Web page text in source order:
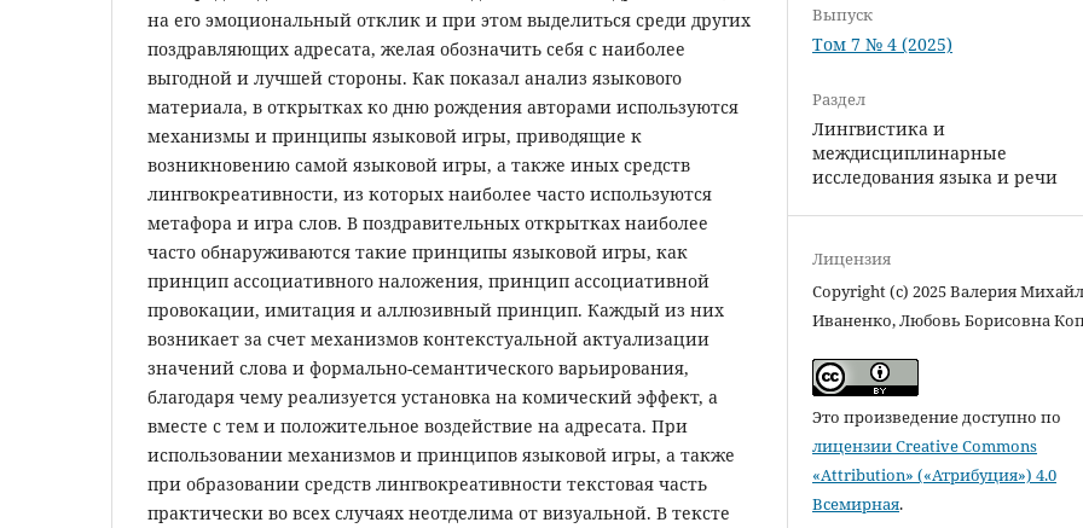
на его эмоциональный отклик и при этом выделиться среди других
поздравляющих адресата, желая обозначить себя с наиболее
выгодной и лучшей стороны. Как показал анализ языкового
материала, в открытках ко дню рождения авторами используются
механизмы и принципы языковой игры, приводящие к
возникновению самой языковой игры, а также иных средств
лингвокреативности, из которых наиболее часто используются
метафора и игра слов. В поздравительных открытках наиболее
часто обнаруживаются такие принципы языковой игры, как
принцип ассоциативного наложения, принцип ассоциативной
провокации, имитация и аллюзивный принцип. Каждый из них
возникает за счет механизмов контекстуальной актуализации
значений слова и формально-семантического варьирования,
благодаря чему реализуется установка на комический эффект, а
вместе с тем и положительное воздействие на адресата. При
использовании механизмов и принципов языковой игры, а также
при образовании средств лингвокреативности текстовая часть
практически во всех случаях неотделима от визуальной. В тексте
Выпуск
Том 7 № 4 (2025)
Раздел
Лингвистика и
междисциплинарные
исследования языка и речи
Лицензия
Copyright (c) 2025 Валерия
Иваненко, Любовь Борисовна
Это произведение доступно по
лицензии Creative Commons
«Attribution» («Атрибуция») 4.0
Всемирная.